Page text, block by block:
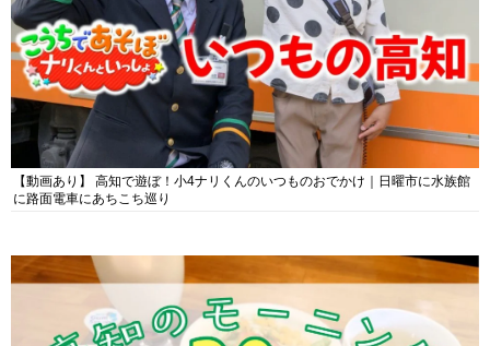
【動画あり】 高知で遊ぼ！小4ナリくんのいつものおでかけ｜日曜市に水族館
に路面電車にあちこち巡り